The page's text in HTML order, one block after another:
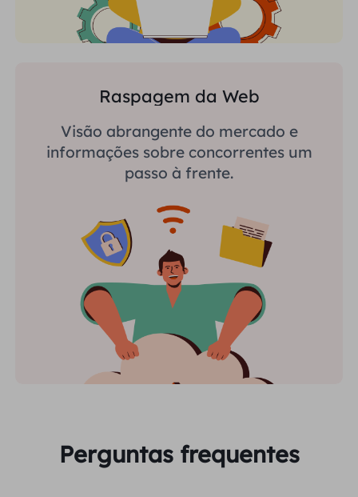
Raspagem da Web
Visão abrangente do mercado e
informações sobre concorrentes um
passo à frente.
Perguntas frequentes